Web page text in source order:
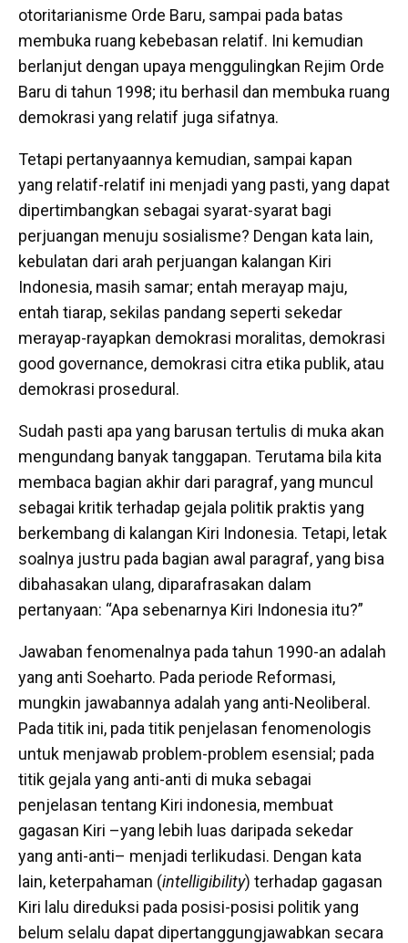
otoritarianisme Orde Baru, sampai pada batas
membuka ruang kebebasan relatif. Ini kemudian
berlanjut dengan upaya menggulingkan Rejim Orde
Baru di tahun 1998; itu berhasil dan membuka ruang
demokrasi yang relatif juga sifatnya.
Tetapi pertanyaannya kemudian, sampai kapan
yang relatif-relatif ini menjadi yang pasti, yang dapat
dipertimbangkan sebagai syarat-syarat bagi
perjuangan menuju sosialisme? Dengan kata lain,
kebulatan dari arah perjuangan kalangan Kiri
Indonesia, masih samar; entah merayap maju,
entah tiarap, sekilas pandang seperti sekedar
merayap-rayapkan demokrasi moralitas, demokrasi
good governance, demokrasi citra etika publik, atau
demokrasi prosedural.
Sudah pasti apa yang barusan tertulis di muka akan
mengundang banyak tanggapan. Terutama bila kita
membaca bagian akhir dari paragraf, yang muncul
sebagai kritik terhadap gejala politik praktis yang
berkembang di kalangan Kiri Indonesia. Tetapi, letak
soalnya justru pada bagian awal paragraf, yang bisa
dibahasakan ulang, diparafrasakan dalam
pertanyaan: “Apa sebenarnya Kiri Indonesia itu?”
Jawaban fenomenalnya pada tahun 1990-an adalah
yang anti Soeharto. Pada periode Reformasi,
mungkin jawabannya adalah yang anti-Neoliberal.
Pada titik ini, pada titik penjelasan fenomenologis
untuk menjawab problem-problem esensial; pada
titik gejala yang anti-anti di muka sebagai
penjelasan tentang Kiri indonesia, membuat
gagasan Kiri –yang lebih luas daripada sekedar
yang anti-anti– menjadi terlikudasi. Dengan kata
lain, keterpahaman (intelligibility) terhadap gagasan
Kiri lalu direduksi pada posisi-posisi politik yang
belum selalu dapat dipertanggungjawabkan secara